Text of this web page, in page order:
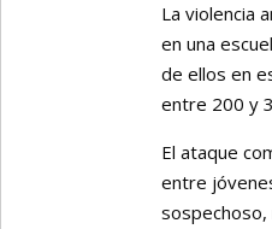
La violencia
en una
de ellos en
entre 200 y
El ataque
entre